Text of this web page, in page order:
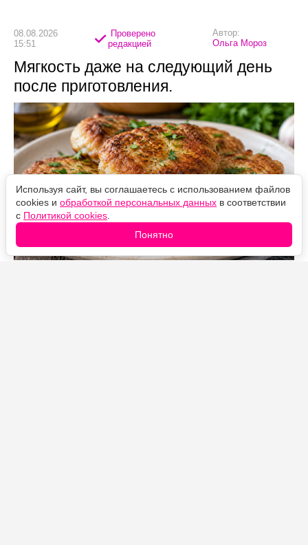
08.08.2026
15:51
Проверено
редакцией
Автор:
Ольга Мороз
Мягкость даже на следующий день
после приготовления.
Используя сайт, вы соглашаетесь с использованием файлов
cookies и обработкой персональных данных в соответствии
с Политикой cookies
Понятно